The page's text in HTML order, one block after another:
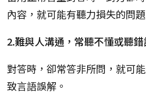
內容，就可能有聽力損失的問題
2.難與人溝通，常聽不懂或聽
對答時，卻常答非所問，就可
致言語誤解。